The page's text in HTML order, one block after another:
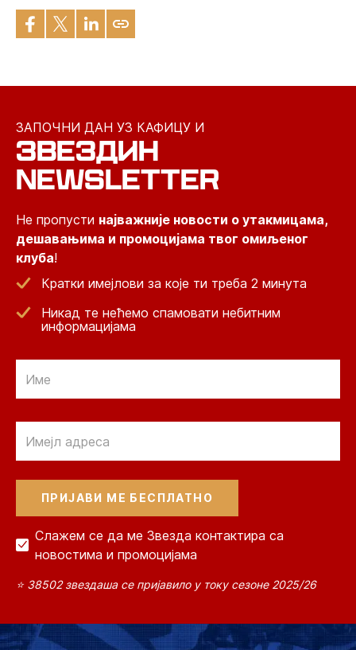
ЗАПОЧНИ ДАН УЗ КАФИЦУ И
ЗВЕЗДИН
NEWSLETTER
Не пропусти најважније новости о утакмицама,
дешавањима и промоцијама твог омиљеног
клуба!
Кратки имејлови за које ти треба 2 минута
Никад те нећемо спамовати небитним
информацијама
Слажем се да ме Звезда контактира са
новостима и промоцијама
⭐ 38502 звездаша се пријавило у току сезоне 2025/26